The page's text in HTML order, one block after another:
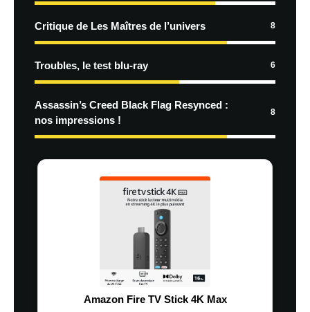
Critique de Les Maîtres de l’univers 8
Troubles, le test blu-ray 6
Assassin’s Creed Black Flag Resynced :
nos impressions !
8
Amazon Fire TV Stick 4K Max